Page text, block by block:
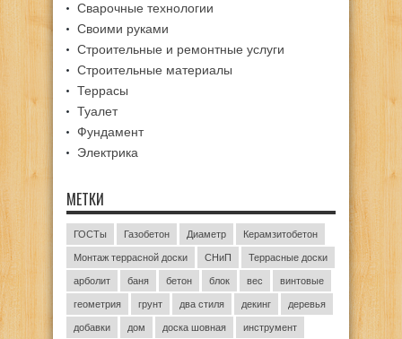
Сварочные технологии
Своими руками
Строительные и ремонтные услуги
Строительные материалы
Террасы
Туалет
Фундамент
Электрика
МЕТКИ
ГОСТы Газобетон Диаметр Керамзитобетон
Монтаж террасной доски СНиП Террасные доски
арболит баня бетон блок вес винтовые
геометрия грунт два стиля декинг деревья
добавки дом доска шовная инструмент